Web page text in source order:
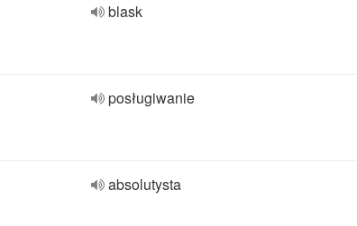
blask
posługiwanie
absolutysta